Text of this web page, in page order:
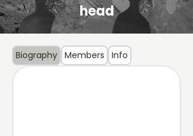
head
Biography Members Info